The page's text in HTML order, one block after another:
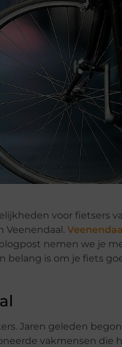
voor fietsers
Veenendaal.
nemen we je
belang is om je fiets
Jaren geleden
vakmensen die